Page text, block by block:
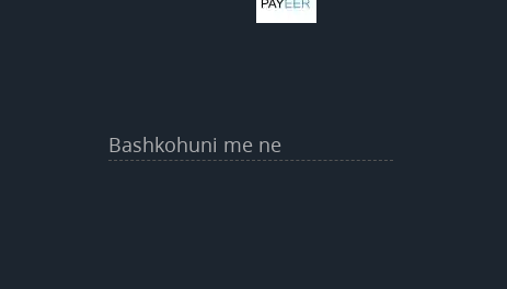
Bashkohuni me ne